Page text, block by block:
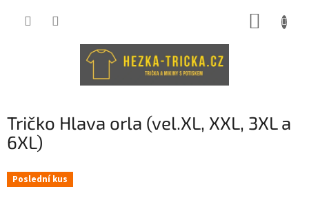
Tričko Hlava orla (vel.XL, XXL, 3XL a
6XL)
Poslední kus